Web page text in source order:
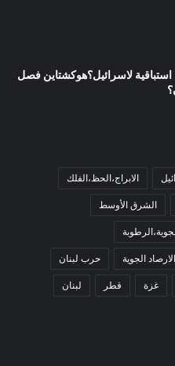
لاسرائيل؟هوكشتاين فصل
الابراج،الحظ،الفلك
الشرق الأوسط
الجوية حرب لبنان
غزة قطر لبنان